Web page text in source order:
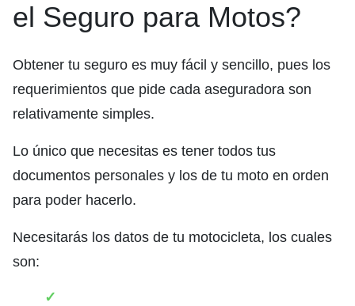
el Seguro para Motos?
Obtener tu seguro es muy fácil y sencillo, pues los
requerimientos que pide cada aseguradora son
relativamente simples.
Lo único que necesitas es tener todos tus
documentos personales y los de tu moto en orden
para poder hacerlo.
Necesitarás los datos de tu motocicleta, los cuales
son: